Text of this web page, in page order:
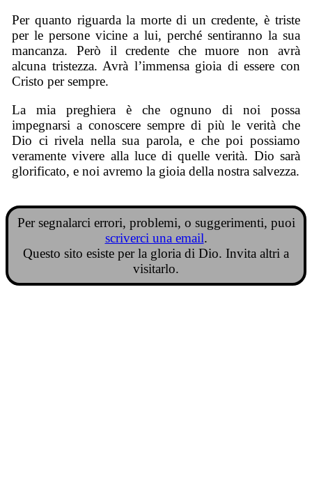
Per quanto riguarda la morte di un credente, è triste
per le persone vicine a lui, perché sentiranno la sua
mancanza. Però il credente che muore non avrà
alcuna tristezza. Avrà l’immensa gioia di essere con
Cristo per sempre.
La mia preghiera è che ognuno di noi possa
impegnarsi a conoscere sempre di più le verità che
Dio ci rivela nella sua parola, e che poi possiamo
veramente vivere alla luce di quelle verità. Dio sarà
glorificato, e noi avremo la gioia della nostra salvezza.
Per segnalarci errori, problemi, o suggerimenti, puoi
scriverci una email.
Questo sito esiste per la gloria di Dio. Invita altri a
visitarlo.